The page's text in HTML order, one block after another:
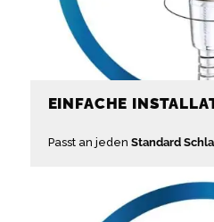
EINFACHE
Passt an jeden Standard